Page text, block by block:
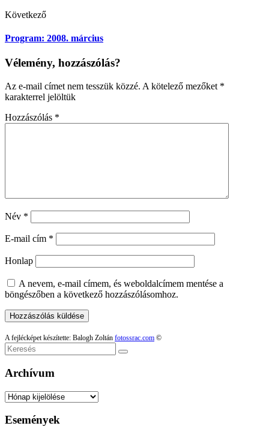
Következő
Program: 2008. március
Vélemény, hozzászólás?
Az e-mail címet nem tesszük közzé. A kötelező mezőket *
karakterrel jelöltük
Hozzászólás *
Név *
E-mail cím *
Honlap
A nevem, e-mail címem, és weboldalcímem mentése a
böngészőben a következő hozzászólásomhoz.
A fejlécképet készítette: Balogh Zoltán fotossrac.com ©
Keresés
Archívum
Archívum
Események